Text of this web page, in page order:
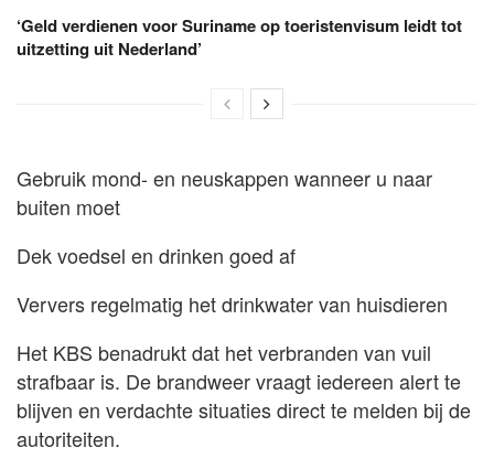
‘Geld verdienen voor Suriname op toeristenvisum leidt tot
uitzetting uit Nederland’
Gebruik mond- en neuskappen wanneer u naar
buiten moet
Dek voedsel en drinken goed af
Ververs regelmatig het drinkwater van huisdieren
Het KBS benadrukt dat het verbranden van vuil
strafbaar is. De brandweer vraagt iedereen alert te
blijven en verdachte situaties direct te melden bij de
autoriteiten.